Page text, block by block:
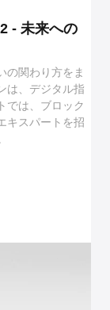
- 未来への
の関わり方をま
は、デジタル指
では、ブロック
キスパートを招